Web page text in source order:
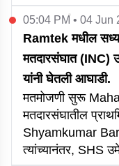
05:04 PM • 04 Jun
Ramtek मधील
मतदारसंघात
यांनी घेतली आघाडी.
मतमोजणी सुरू
मतदारसंघातील
Shyamkumar
त्यांच्यानंतर, SHS